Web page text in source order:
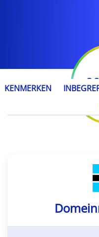
€
KENMERKEN